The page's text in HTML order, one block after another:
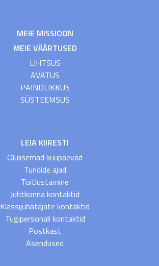
MEIE MISSIOON
MEIE VÄÄRTUSED
LIHTSUS
AVATUS
PAINDLIKKUS
SÜSTEEMSUS
LEIA KIIRESTI
Olulisemad kuupäevad
Tundide ajad
Toitlustamine
Juhtkonna kontaktid
Klassijuhatajate kontaktid
Tugipersonali kontaktid
Postkast
Asendused